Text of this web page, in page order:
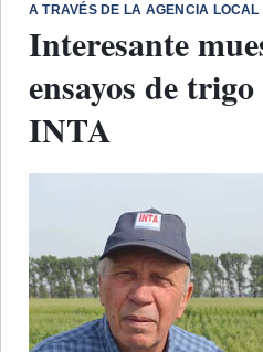
A TRAVÉS DE LA AGENCIA LOCAL
Interesante
ensayos de
INTA